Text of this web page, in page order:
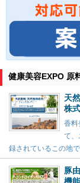
健康美容EXPO 原
天
株
香料
て、
録されているこの地
豚